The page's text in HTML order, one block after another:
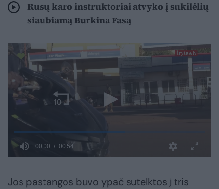
Rusų karo instruktoriai atvyko į sukilėlių
siaubiamą Burkina Fasą
Jos pastangos buvo ypač sutelktos į tris